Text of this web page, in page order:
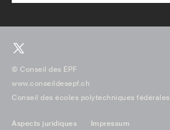
© Conseil des EPF
www.conseildesepf.ch
Conseil des écoles polytechniques fédérales
Aspects juridiques Impressum